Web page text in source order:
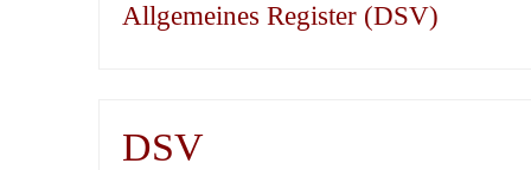
Allgemeines Register (DSV)
DSV